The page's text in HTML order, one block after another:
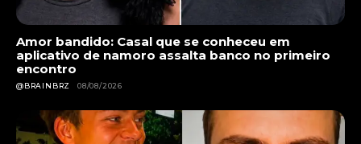
Amor bandido: Casal que se conheceu em
aplicativo de namoro assalta banco no primeiro
encontro
@BRAINBRZ 08/08/2026